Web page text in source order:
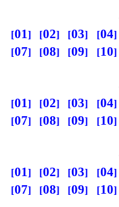
01 02 03 04
07
08 09 10
01 02 03 04
07
08 09 10
01 02 03 04
07
08 09 10